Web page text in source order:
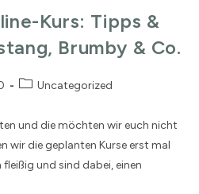
Kurs: Tipps &
Brumby & Co.
Uncategorized
und die möchten wir euch nicht
wir die geplanten Kurse erst mal
und sind dabei, einen